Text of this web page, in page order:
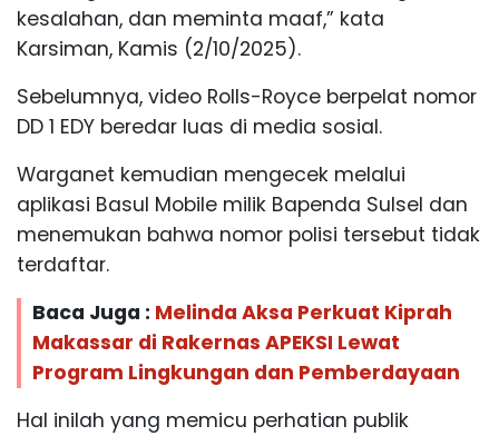
kesalahan, dan meminta maaf,” kata
Karsiman, Kamis (2/10/2025).
Sebelumnya, video Rolls-Royce berpelat nomor
DD 1 EDY beredar luas di media sosial.
Warganet kemudian mengecek melalui
aplikasi Basul Mobile milik Bapenda Sulsel dan
menemukan bahwa nomor polisi tersebut tidak
terdaftar.
Baca Juga : Melinda Aksa Perkuat Kiprah
Makassar di Rakernas APEKSI Lewat
Program Lingkungan dan Pemberdayaan
Hal inilah yang memicu perhatian publik